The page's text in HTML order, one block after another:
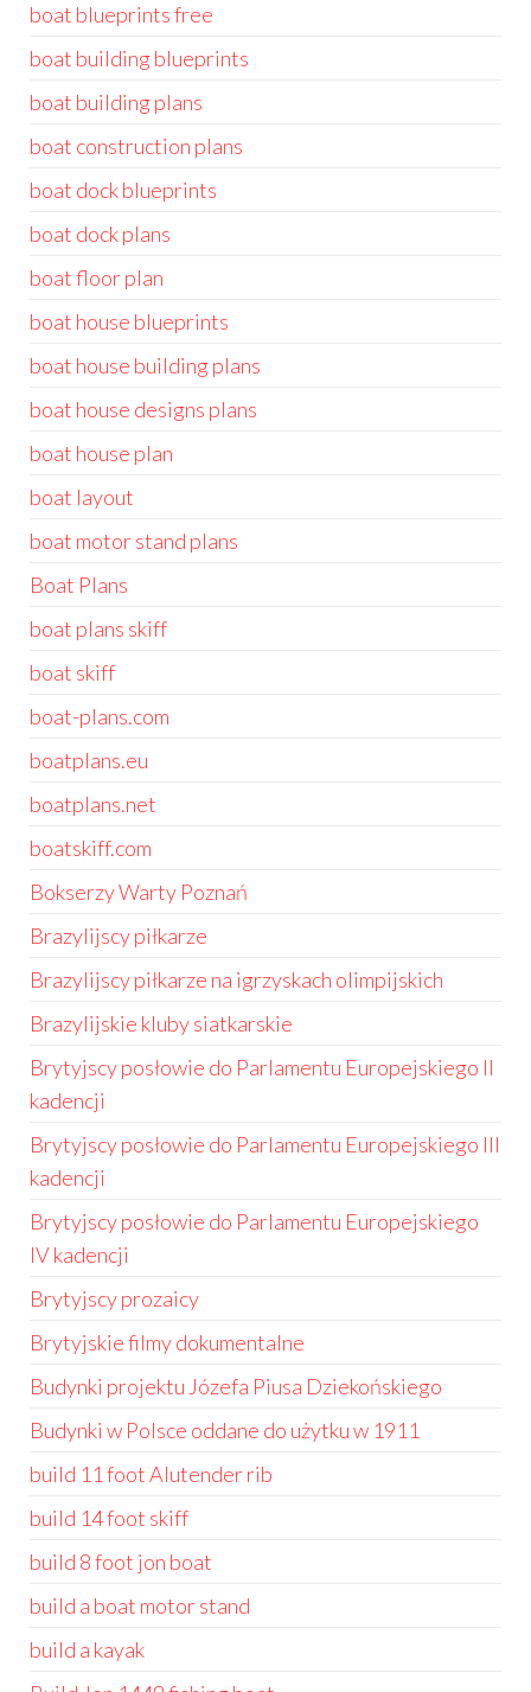
boat blueprints free
boat building blueprints
boat building plans
boat construction plans
boat dock blueprints
boat dock plans
boat floor plan
boat house blueprints
boat house building plans
boat house designs plans
boat house plan
boat layout
boat motor stand plans
Boat Plans
boat plans skiff
boat skiff
boat-plans.com
boatplans.eu
boatplans.net
boatskiff.com
Bokserzy Warty Poznań
Brazylijscy piłkarze
Brazylijscy piłkarze na igrzyskach olimpijskich
Brazylijskie kluby siatkarskie
Brytyjscy posłowie do Parlamentu Europejskiego II
kadencji
Brytyjscy posłowie do Parlamentu Europejskiego III
kadencji
Brytyjscy posłowie do Parlamentu Europejskiego
IV kadencji
Brytyjscy prozaicy
Brytyjskie filmy dokumentalne
Budynki projektu Józefa Piusa Dziekońskiego
Budynki w Polsce oddane do użytku w 1911
build 11 foot Alutender rib
build 14 foot skiff
build 8 foot jon boat
build a boat motor stand
build a kayak